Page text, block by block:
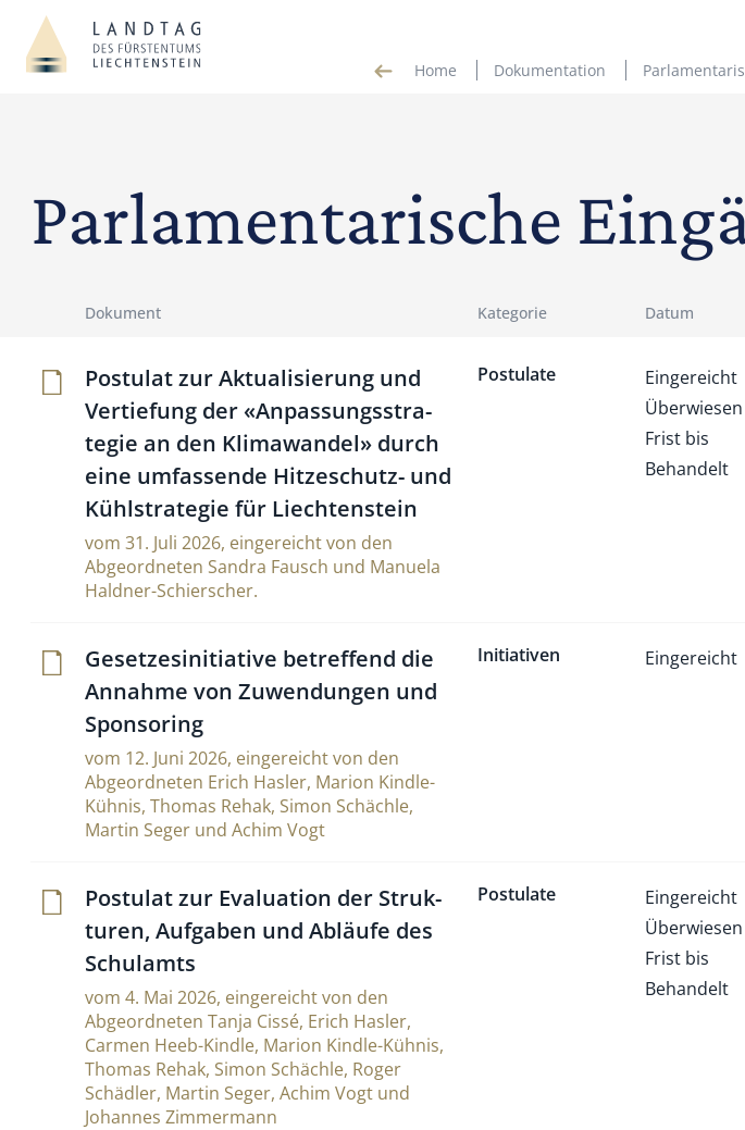
Home Dokumentation
Parlamentarische
Dokument Kategorie Datum
Postulat zur Aktua­li­sie­rung und
Ver­tie­fung der «Anpas­sungsstra­
tegie an den Kli­ma­wandel» durch
eine umfas­sende Hit­ze­schutz- und
Kühl­stra­tegie für Liechtenstein
vom 31. Juli 2026, eingereicht von den
Abgeordneten Sandra Fausch und Manuela
Haldner-Schierscher.
Postulate Eingereicht
Überwiesen
Frist bis
Behandelt
Geset­ze­si­ni­tia­tive betref­fend die
Annahme von Zuwen­dungen und
Sponsoring
vom 12. Juni 2026, eingereicht von den
Abgeordneten Erich Hasler, Marion Kindle-
Kühnis, Thomas Rehak, Simon Schächle,
Martin Seger und Achim Vogt
Initiativen Eingereicht
Postulat zur Eva­lua­tion der Struk­
turen, Auf­gaben und Abläufe des
Schulamts
vom 4. Mai 2026, eingereicht von den
Abgeordneten Tanja Cissé, Erich Hasler,
Carmen Heeb-Kindle, Marion Kindle-Kühnis,
Thomas Rehak, Simon Schächle, Roger
Schädler, Martin Seger, Achim Vogt und
Johannes Zimmermann
Postulate Eingereicht
Überwiesen
Frist bis
Behandelt